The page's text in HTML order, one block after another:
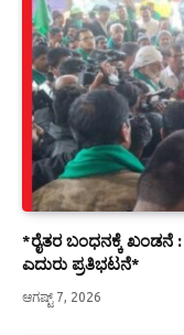
*ರೈತರ ಬಂಧನಕ್ಕೆ ಖಂಡನೆ
ಎದುರು ಪ್ರತಿಭಟನೆ*
ಆಗಷ್ಟ್ 7, 2026